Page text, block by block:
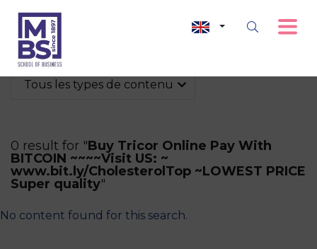
Tous les types de contenu
0 result for "Buy Tricor Online Pay With
BITCOIN ~~~~Visit US: ~
www.bit.ly/CholesterolTop ~LOWEST PRICE
Super quality"
No content found for this search.